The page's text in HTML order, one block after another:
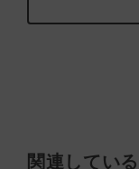
関連してい